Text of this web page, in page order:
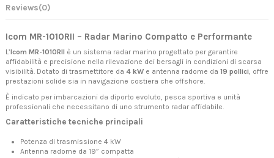
Reviews(0)
Icom MR-1010RII – Radar Marino Compatto e Performante
L’Icom MR-1010RII è un sistema radar marino progettato per garantire
affidabilità e precisione nella rilevazione dei bersagli in condizioni di scarsa
visibilità. Dotato di trasmettitore da 4 kW e antenna radome da 19 pollici, offre
prestazioni solide sia in navigazione costiera che offshore.
È indicato per imbarcazioni da diporto evoluto, pesca sportiva e unità
professionali che necessitano di uno strumento radar affidabile.
Caratteristiche tecniche principali
Potenza di trasmissione 4 kW
Antenna radome da 19” compatta